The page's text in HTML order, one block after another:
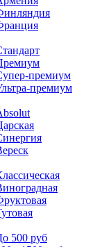
премиум
премиум
500 руб